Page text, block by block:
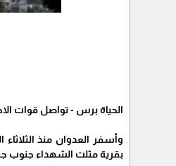
الحياة برس - تواصل قوات
بقرية مثلث الشهداء جنوب